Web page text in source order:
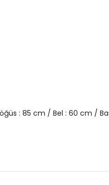
: 85 cm / Bel : 60 cm /